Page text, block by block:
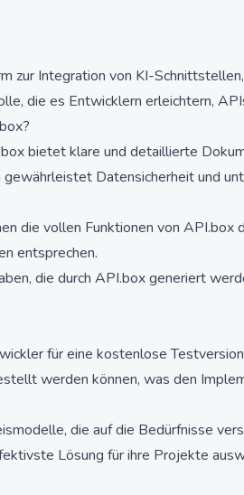
zur Integration von KI-
die es Entwicklern erleichtern,
bietet klare und detaillierte
Datensicherheit und
die vollen Funktionen von
entsprechen.
die durch API.box generiert
für eine kostenlose
werden können, was den
die auf die Bedürfnisse
Lösung für ihre Projekte